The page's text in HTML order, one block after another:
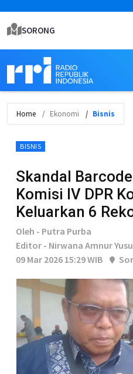
SORONG
Home Ekonomi Bisnis
BISNIS
Skandal
Komisi IV DPR
Keluarkan 6
Oleh - Putra Purba
Editor - Nirwana Amnur
09 Mar 2026 15:29 WIB